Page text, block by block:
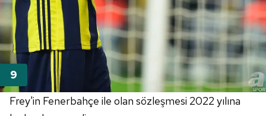
Frey'in Fenerbahçe ile olan sözleşmesi 2022 yılına